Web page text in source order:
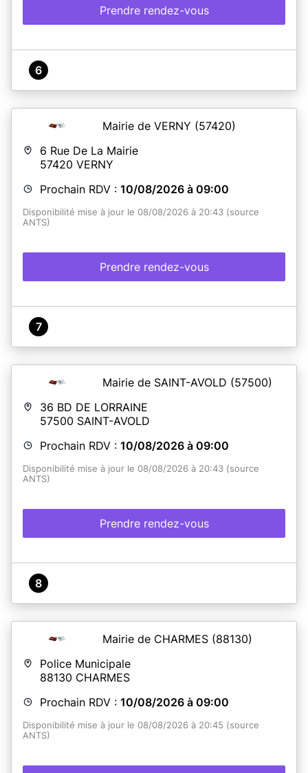
Prendre rendez-vous
6
Mairie de VERNY (57420)
6 Rue De La Mairie
57420 VERNY
Prochain RDV : 10/08/2026 à 09:00
Disponibilité mise à jour le 08/08/2026 à 20:43 (source
ANTS)
Prendre rendez-vous
7
Mairie de SAINT-AVOLD (57500)
36 BD DE LORRAINE
57500 SAINT-AVOLD
Prochain RDV : 10/08/2026 à 09:00
Disponibilité mise à jour le 08/08/2026 à 20:43 (source
ANTS)
Prendre rendez-vous
8
Mairie de CHARMES (88130)
Police Municipale
88130 CHARMES
Prochain RDV : 10/08/2026 à 09:00
Disponibilité mise à jour le 08/08/2026 à 20:45 (source
ANTS)